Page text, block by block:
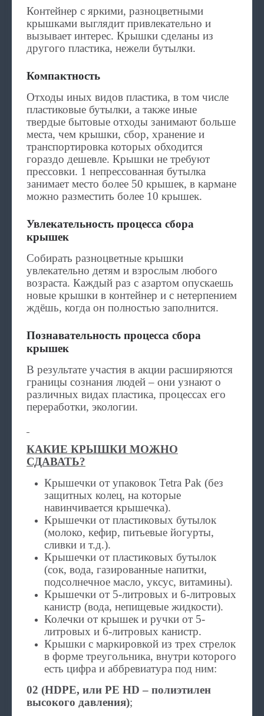
Контейнер с яркими, разноцветными
крышками выглядит привлекательно и
вызывает интерес. Крышки сделаны из
другого пластика, нежели бутылки.
Компактность
Отходы иных видов пластика, в том числе
пластиковые бутылки, а также иные
твердые бытовые отходы занимают больше
места, чем крышки, сбор, хранение и
транспортировка которых обходится
гораздо дешевле. Крышки не требуют
прессовки. 1 непрессованная бутылка
занимает место более 50 крышек, в кармане
можно разместить более 10 крышек.
Увлекательность процесса сбора
крышек
Собирать разноцветные крышки
увлекательно детям и взрослым любого
возраста. Каждый раз с азартом опускаешь
новые крышки в контейнер и с нетерпением
ждёшь, когда он полностью заполнится.
Познавательность процесса сбора
крышек
В результате участия в акции расширяются
границы сознания людей – они узнают о
различных видах пластика, процессах его
переработки, экологии.
КАКИЕ КРЫШКИ МОЖНО
СДАВАТЬ?
Крышечки от упаковок Tetra Pak (без
защитных колец, на которые
навинчивается крышечка).
Крышечки от пластиковых бутылок
(молоко, кефир, питьевые йогурты,
сливки и т.д.).
Крышечки от пластиковых бутылок
(сок, вода, газированные напитки,
подсолнечное масло, уксус, витамины).
Крышечки от 5-литровых и 6-литровых
канистр (вода, непищевые жидкости).
Колечки от крышек и ручки от 5-
литровых и 6-литровых канистр.
Крышки с маркировкой из трех стрелок
в форме треугольника, внутри которого
есть цифра и аббревиатура под ним:
02 (HDPE, или PE HD – полиэтилен
высокого давления);